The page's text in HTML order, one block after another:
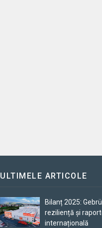
ULTIMELE ARTICOLE
Bilanț 2025:
reziliență și
internațională